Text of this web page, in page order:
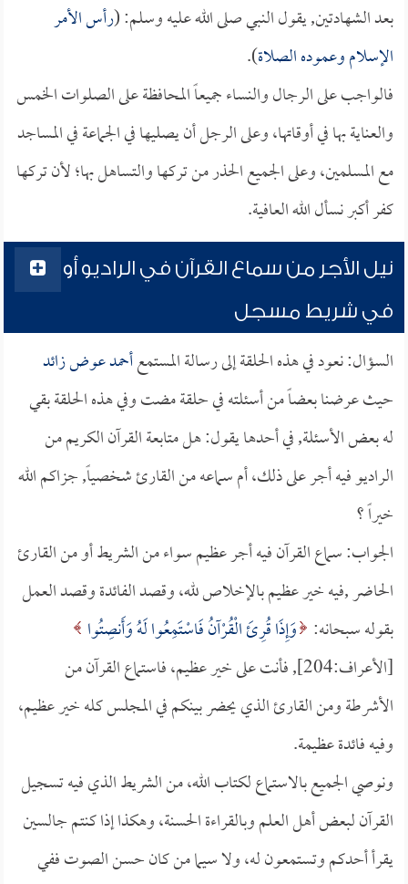
بعد الشهادتين, يقول النبي صلى الله عليه وسلم: (رأس الأمر
الإسلام وعموده الصلاة).
فالواجب على الرجال والنساء جميعاً المحافظة على الصلوات الخمس
والعناية بها في أوقاتها، وعلى الرجل أن يصليها في الجماعة في المساجد
مع المسلمين، وعلى الجميع الحذر من تركها والتساهل بها؛ لأن تركها
كفر أكبر نسأل الله العافية.
نيل الأجر من سماع القرآن في الراديو أو
في شريط مسجل
السؤال: نعود في هذه الحلقة إلى رسالة المستمعأحمد عوض زائد
حيث عرضنا بعضاً من أسئلته في حلقة مضت وفي هذه الحلقة بقي
له بعض الأسئلة, في أحدها يقول: هل متابعة القرآن الكريم من
الراديو فيه أجر على ذلك، أم سماعه من القارئ شخصياً, جزاكم الله
خيراً ؟
الجواب: سماع القرآن فيه أجر عظيم سواء من الشريط أو من القارئ
الحاضر ,فيه خير عظيم بالإخلاص لله، وقصد الفائدة وقصد العمل
بقوله سبحانه: وَإِذَا قُرِئَ الْقُرْآنُ فَاسْتَمِعُوا لَهُ وَأَنصِتُوا
[الأعراف:204], فأنت على خير عظيم، فاستماع القرآن من
الأشرطة ومن القارئ الذي يحضر بينكم في المجلس كله خير عظيم،
وفيه فائدة عظيمة.
ونوصي الجميع بالاستماع لكتاب الله، من الشريط الذي فيه تسجيل
القرآن لبعض أهل العلم وبالقراءة الحسنة، وهكذا إذا كنتم جالسين
يقرأ أحدكم وتستمعون له، ولا سيما من كان حسن الصوت ففي